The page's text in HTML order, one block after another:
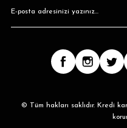
Larisa Gri Renk Kırmızı-Yeşil
© Tüm hakları saklıdır. Kredi